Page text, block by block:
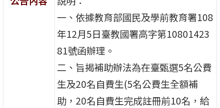
一、依據教育部國民及學前教育署108
年12月5日臺教國署高字第10801423
81號函辦理。
二、旨揭補助辦法為在臺甄選5名公費
生及20名自費生(5名公費生全額補
助，20名自費生完成註冊前10名，給